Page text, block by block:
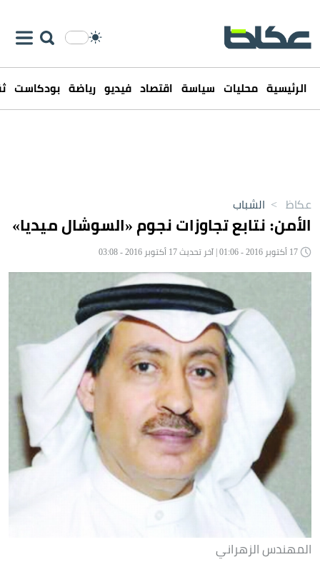
الرئيسية محليات سياسة اقتصاد فيديو رياضة بودكاست
عكاظ > الشباب
الأمن: نتابع تجاوزات نجوم «السوشال ميديا»
المهندس الزهراني